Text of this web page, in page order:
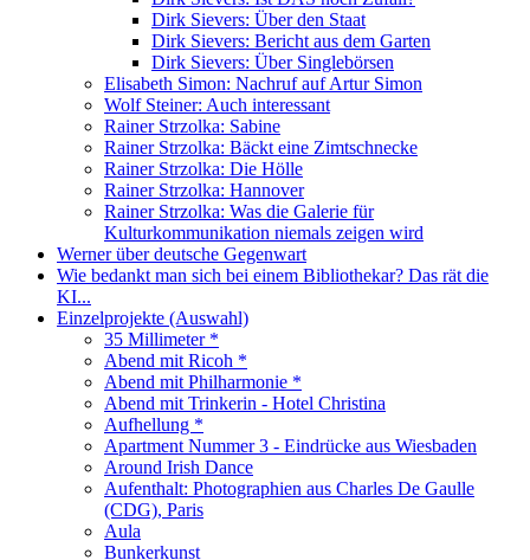
Dirk Sievers: Über den Staat
Dirk Sievers: Bericht aus dem Garten
Dirk Sievers: Über Singlebörsen
Elisabeth Simon: Nachruf auf Artur Simon
Wolf Steiner: Auch interessant
Rainer Strzolka: Sabine
Rainer Strzolka: Bäckt eine Zimtschnecke
Rainer Strzolka: Die Hölle
Rainer Strzolka: Hannover
Rainer Strzolka: Was die Galerie für
Kulturkommunikation niemals zeigen wird
Werner über deutsche Gegenwart
Wie bedankt man sich bei einem Bibliothekar? Das rät die
KI...
Einzelprojekte (Auswahl)
35 Millimeter *
Abend mit Ricoh *
Abend mit Philharmonie *
Abend mit Trinkerin - Hotel Christina
Aufhellung *
Apartment Nummer 3 - Eindrücke aus Wiesbaden
Around Irish Dance
Aufenthalt: Photographien aus Charles De Gaulle
(CDG), Paris
Aula
Bunkerkunst